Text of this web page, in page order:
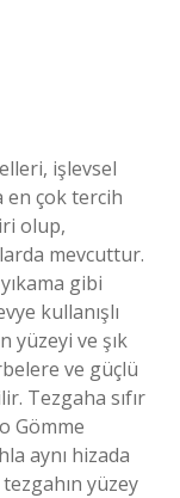
işlevsel
en çok tercih
olup,
mevcuttur.
gibi
kullanışlı
yüzeyi ve şık
ve güçlü
Tezgaha sıfır
Gömme
aynı hizada
yüzey